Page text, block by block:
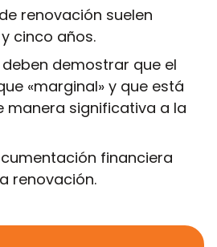
renovación suelen
cinco años.
deben demostrar que el
«marginal» y que está
manera significativa a la
financiera
renovación.